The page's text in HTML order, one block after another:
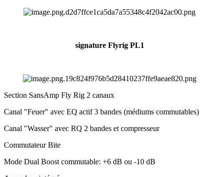
signature Flyrig PL1
Section SansAmp Fly Rig 2 canaux
Canal "Feuer" avec EQ actif 3 bandes (médiums commutables)
Canal "Wasser" avec RQ 2 bandes et compresseur
Commutateur Bite
Mode Dual Boost commutable: +6 dB ou -10 dB